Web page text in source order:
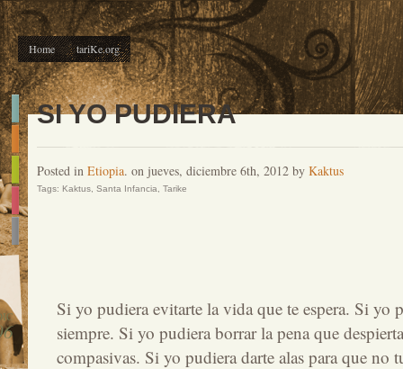
Home tariKe.org
SI YO PUDIERA
Posted in Etiopia. on jueves, diciembre 6th, 2012 by Kaktus
Tags: Kaktus, Santa Infancia Tarike
Si yo pudiera evitarte la vida que te espera. Si yo
siempre. Si yo pudiera borrar la pena que
compasivas. Si yo pudiera darte alas para que no